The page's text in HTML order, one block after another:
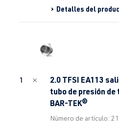
Detalles del
1
2.0 TFSI EA113
tubo de presión
BAR-TEK®
Número de artículo: